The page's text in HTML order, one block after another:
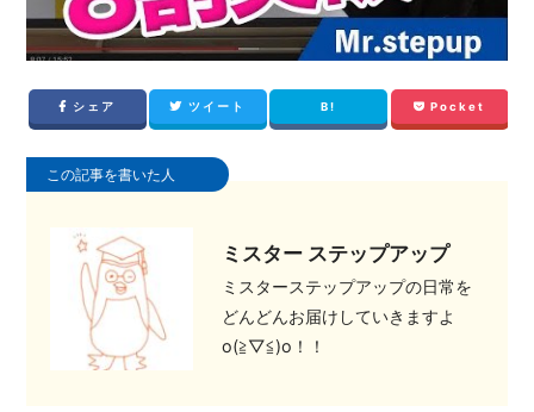
シェア ツイート B! Pocket
この記事を書いた人
ミスター ステップアップ
ミスターステップアップの日常を
どんどんお届けしていきますよ
o(≧▽≦)o！！